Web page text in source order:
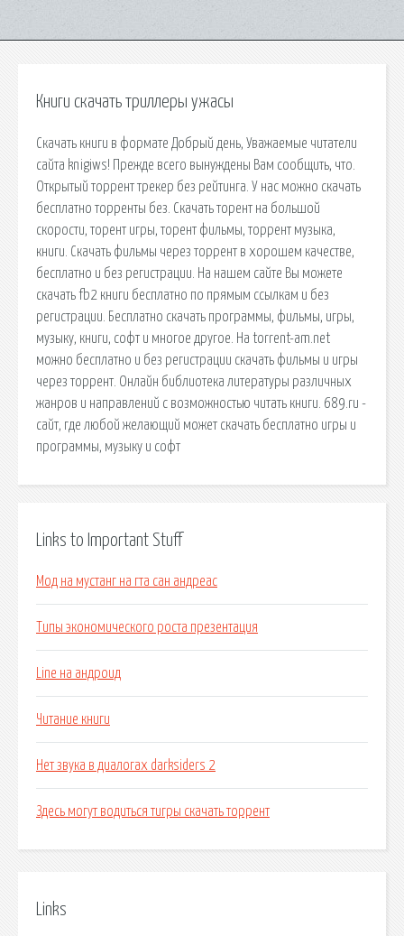
Книги скачать триллеры ужасы
Скачать книги в формате Добрый день, Уважаемые читатели
сайта knigiws! Прежде всего вынуждены Вам сообщить, что.
Открытый торрент трекер без рейтинга. У нас можно скачать
бесплатно торренты без. Скачать торент на большой
скорости, торент игры, торент фильмы, торрент музыка,
книги. Скачать фильмы через торрент в хорошем качестве,
бесплатно и без регистрации. На нашем сайте Вы можете
скачать fb2 книги бесплатно по прямым ссылкам и без
регистрации. Бесплатно скачать программы, фильмы, игры,
музыку, книги, софт и многое другое. На torrent-am.net
можно бесплатно и без регистрации скачать фильмы и игры
через торрент. Онлайн библиотека литературы различных
жанров и направлений с возможностью читать книги. 689.ru -
сайт, где любой желающий может скачать бесплатно игры и
программы, музыку и софт
Links to Important Stuff
Мод на мустанг на гта сан андреас
Типы экономического роста презентация
Line на андроид
Читание книги
Нет звука в диалогах darksiders 2
Здесь могут водиться тигры скачать торрент
Links